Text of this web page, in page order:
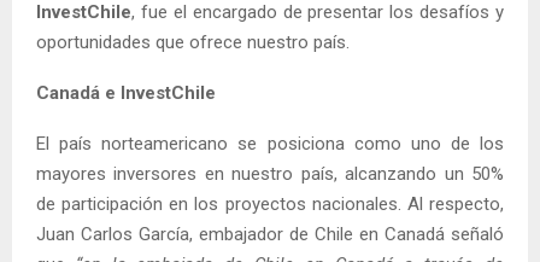
InvestChile, fue el encargado de presentar los desafíos y
oportunidades que ofrece nuestro país.
Canadá e InvestChile
El país norteamericano se posiciona como uno de los
mayores inversores en nuestro país, alcanzando un 50%
de participación en los proyectos nacionales. Al respecto,
Juan Carlos García, embajador de Chile en Canadá señaló